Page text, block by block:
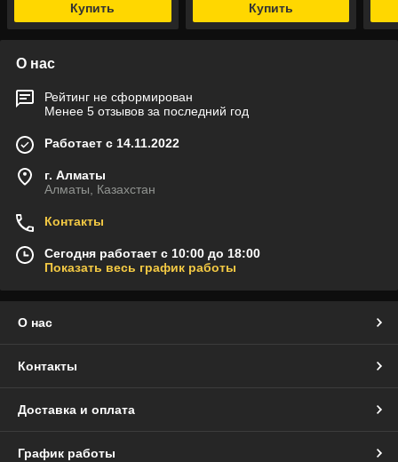
Купить Купить
О нас
Рейтинг не сформирован
Менее 5 отзывов за последний год
Работает с 14.11.2022
г. Алматы
Алматы, Казахстан
Контакты
Сегодня работает с 10:00 до 18:00
Показать весь график работы
О нас
Контакты
Доставка и оплата
График работы